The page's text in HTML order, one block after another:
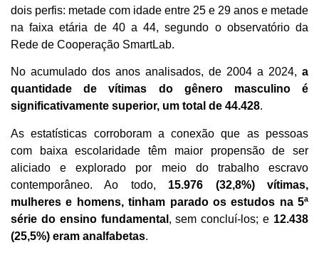
dois perfis: metade com idade entre 25 e 29 anos e metade
na faixa etária de 40 a 44, segundo o observatório da
Rede de Cooperação SmartLab.
No acumulado dos anos analisados, de 2004 a 2024, a
quantidade de vítimas do gênero masculino é
significativamente superior, um total de 44.428.
As estatísticas corroboram a conexão que as pessoas
com baixa escolaridade têm maior propensão de ser
aliciado e explorado por meio do trabalho escravo
contemporâneo. Ao todo, 15.976 (32,8%) vítimas,
mulheres e homens, tinham parado os estudos na 5ª
série do ensino fundamental , sem concluí-los; e 12.438
(25,5%) eram analfabetas.